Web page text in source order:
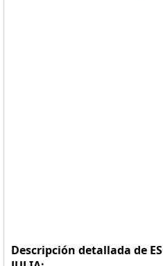
Descripción detallada de